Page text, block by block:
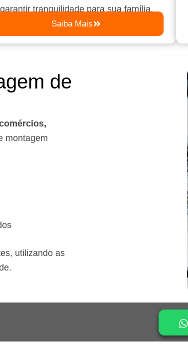
garantir tranquilidade para sua família.
Saiba Mais
de
montagem
utilizando as